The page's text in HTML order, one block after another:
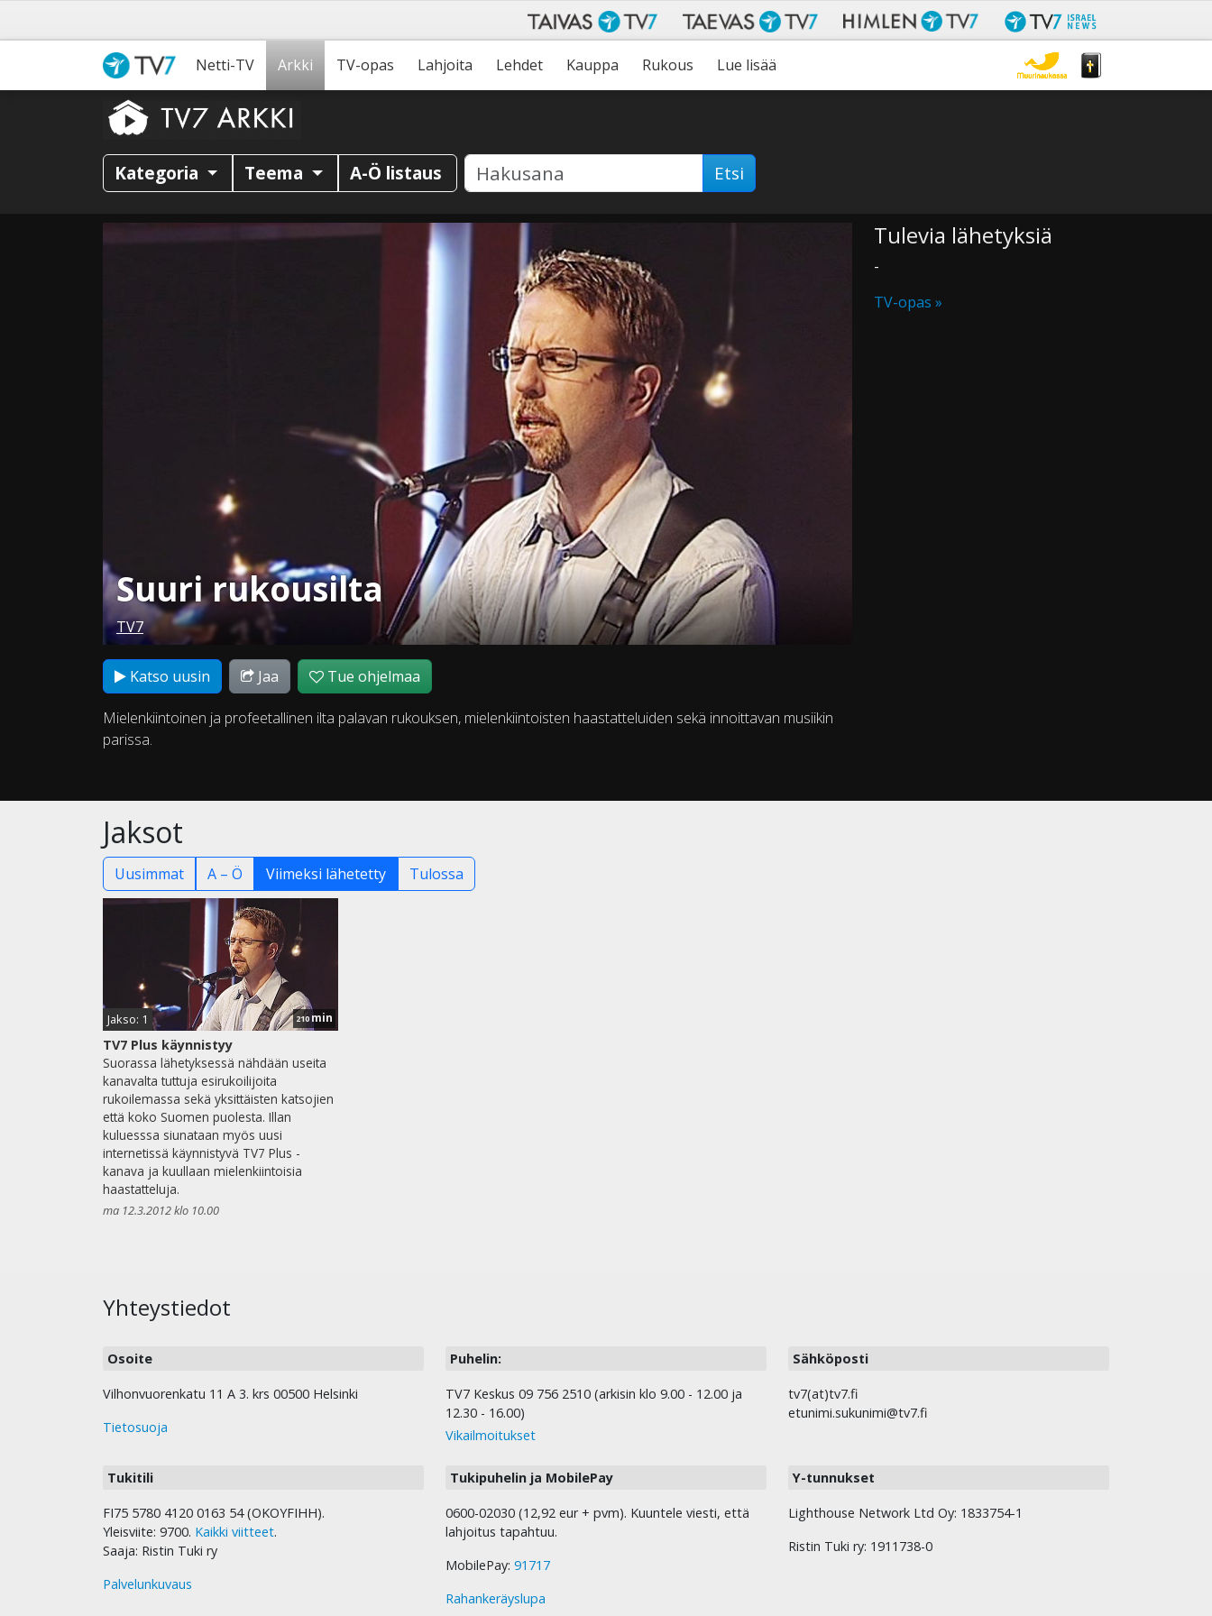
Netti-TV Arkki TV-opas Lahjoita Lehdet Kauppa Rukous Lue lisää
Kategoria Teema A-Ö listaus Etsi
Suuri rukousilta
TV7
Katso uusin Jaa Tue ohjelmaa
Mielenkiintoinen ja profeetallinen ilta palavan rukouksen, mielenkiintoisten haastatteluiden sekä innoittavan musiikin
parissa.
Tulevia lähetyksiä
-
TV-opas »
Jaksot
Uusimmat A – Ö Viimeksi lähetetty Tulossa
Jakso: 1 210 min
TV7 Plus käynnistyy
Suorassa lähetyksessä nähdään useita
kanavalta tuttuja esirukoilijoita
rukoilemassa sekä yksittäisten katsojien
että koko Suomen puolesta. Illan
kuluesssa siunataan myös uusi
internetissä käynnistyvä TV7 Plus -
kanava ja kuullaan mielenkiintoisia
haastatteluja.
ma 12.3.2012 klo 10.00
Yhteystiedot
Osoite
Vilhonvuorenkatu 11 A 3. krs 00500 Helsinki
Tietosuoja
Puhelin:
TV7 Keskus 09 756 2510 (arkisin klo 9.00 - 12.00 ja
12.30 - 16.00)
Vikailmoitukset
Sähköposti
tv7(at)tv7.fi
etunimi.sukunimi@tv7.fi
Tukitili
FI75 5780 4120 0163 54 (OKOYFIHH).
Yleisviite: 9700. Kaikki viitteet.
Saaja: Ristin Tuki ry
Palvelunkuvaus
Tukipuhelin ja MobilePay
0600-02030 (12,92 eur + pvm). Kuuntele viesti, että
lahjoitus tapahtuu.
MobilePay: 91717
Rahankeräyslupa
Y-tunnukset
Lighthouse Network Ltd Oy: 1833754-1
Ristin Tuki ry: 1911738-0